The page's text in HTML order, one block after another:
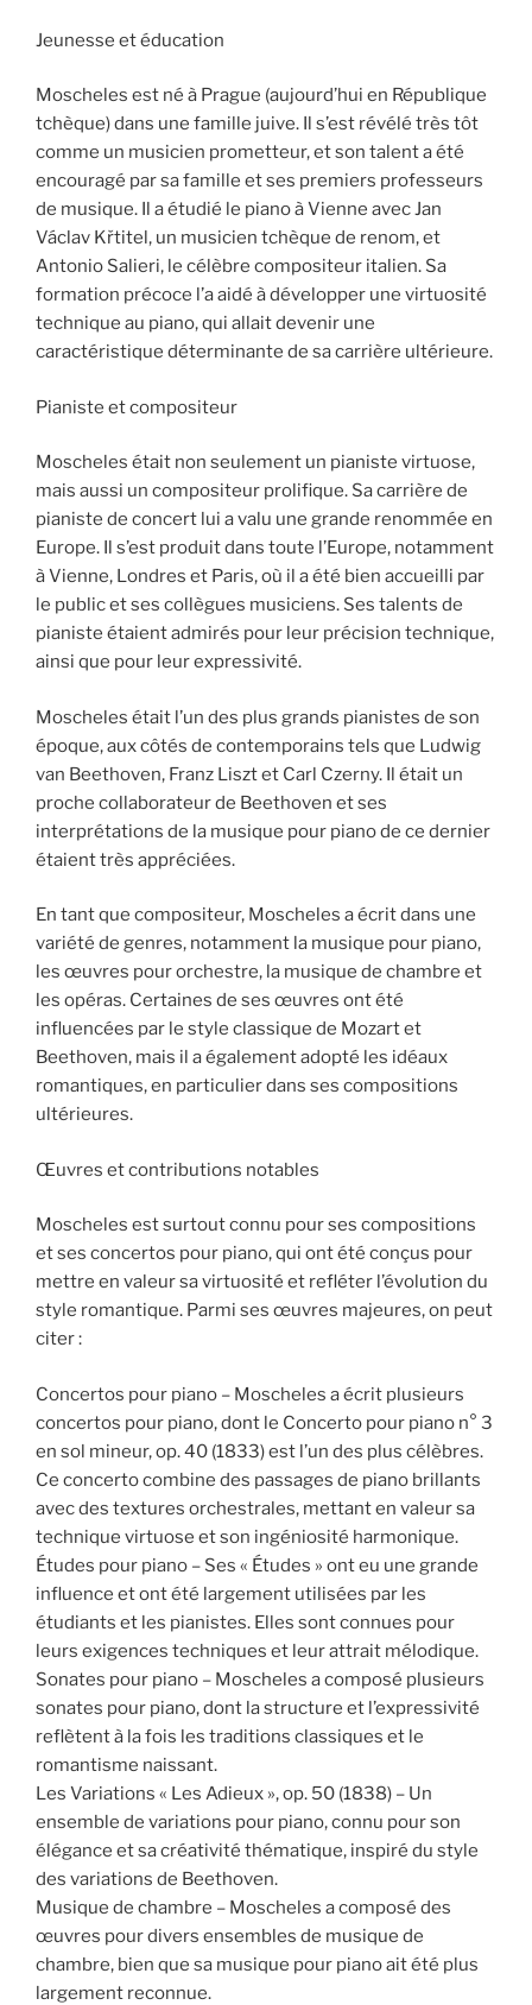
Jeunesse et éducation
Moscheles est né à Prague (aujourd’hui en République
tchèque) dans une famille juive. Il s’est révélé très tôt
comme un musicien prometteur, et son talent a été
encouragé par sa famille et ses premiers professeurs
de musique. Il a étudié le piano à Vienne avec Jan
Václav Křtitel, un musicien tchèque de renom, et
Antonio Salieri, le célèbre compositeur italien. Sa
formation précoce l’a aidé à développer une virtuosité
technique au piano, qui allait devenir une
caractéristique déterminante de sa carrière ultérieure.
Pianiste et compositeur
Moscheles était non seulement un pianiste virtuose,
mais aussi un compositeur prolifique. Sa carrière de
pianiste de concert lui a valu une grande renommée en
Europe. Il s’est produit dans toute l’Europe, notamment
à Vienne, Londres et Paris, où il a été bien accueilli par
le public et ses collègues musiciens. Ses talents de
pianiste étaient admirés pour leur précision technique,
ainsi que pour leur expressivité.
Moscheles était l’un des plus grands pianistes de son
époque, aux côtés de contemporains tels que Ludwig
van Beethoven, Franz Liszt et Carl Czerny. Il était un
proche collaborateur de Beethoven et ses
interprétations de la musique pour piano de ce dernier
étaient très appréciées.
En tant que compositeur, Moscheles a écrit dans une
variété de genres, notamment la musique pour piano,
les œuvres pour orchestre, la musique de chambre et
les opéras. Certaines de ses œuvres ont été
influencées par le style classique de Mozart et
Beethoven, mais il a également adopté les idéaux
romantiques, en particulier dans ses compositions
ultérieures.
Œuvres et contributions notables
Moscheles est surtout connu pour ses compositions
et ses concertos pour piano, qui ont été conçus pour
mettre en valeur sa virtuosité et refléter l’évolution du
style romantique. Parmi ses œuvres majeures, on peut
citer :
Concertos pour piano – Moscheles a écrit plusieurs
concertos pour piano, dont le Concerto pour piano n° 3
en sol mineur, op. 40 (1833) est l’un des plus célèbres.
Ce concerto combine des passages de piano brillants
avec des textures orchestrales, mettant en valeur sa
technique virtuose et son ingéniosité harmonique.
Études pour piano – Ses « Études » ont eu une grande
influence et ont été largement utilisées par les
étudiants et les pianistes. Elles sont connues pour
leurs exigences techniques et leur attrait mélodique.
Sonates pour piano – Moscheles a composé plusieurs
sonates pour piano, dont la structure et l’expressivité
reflètent à la fois les traditions classiques et le
romantisme naissant.
Les Variations « Les Adieux », op. 50 (1838) – Un
ensemble de variations pour piano, connu pour son
élégance et sa créativité thématique, inspiré du style
des variations de Beethoven.
Musique de chambre – Moscheles a composé des
œuvres pour divers ensembles de musique de
chambre, bien que sa musique pour piano ait été plus
largement reconnue.